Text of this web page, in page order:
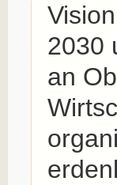
2030
an